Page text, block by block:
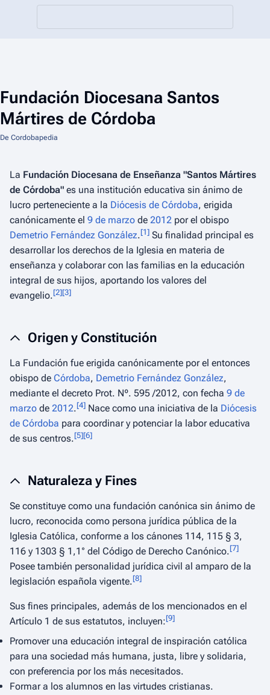
Fundación Diocesana Santos
Mártires de Córdoba
De Cordobapedia
La Fundación Diocesana de Enseñanza "Santos Mártires
de Córdoba" es una institución educativa sin ánimo de
lucro perteneciente a la Diócesis de Córdoba, erigida
canónicamente el 9 de marzo de 2012 por el obispo
Demetrio Fernández González.[1] Su finalidad principal es
desarrollar los derechos de la Iglesia en materia de
enseñanza y colaborar con las familias en la educación
integral de sus hijos, aportando los valores del
evangelio.[2][3]
Origen y Constitución
La Fundación fue erigida canónicamente por el entonces
obispo de Córdoba, Demetrio Fernández González,
mediante el decreto Prot. Nº. 595 /2012, con fecha 9 de
marzo de 2012.[4] Nace como una iniciativa de la Diócesis
de Córdoba para coordinar y potenciar la labor educativa
de sus centros.[5][6]
Naturaleza y Fines
Se constituye como una fundación canónica sin ánimo de
lucro, reconocida como persona jurídica pública de la
Iglesia Católica, conforme a los cánones 114, 115 § 3,
116 y 1303 § 1,1° del Código de Derecho Canónico.[7]
Posee también personalidad jurídica civil al amparo de la
legislación española vigente.[8]
Sus fines principales, además de los mencionados en el
Artículo 1 de sus estatutos, incluyen:[9]
Promover una educación integral de inspiración católica
para una sociedad más humana, justa, libre y solidaria,
con preferencia por los más necesitados.
Formar a los alumnos en las virtudes cristianas.